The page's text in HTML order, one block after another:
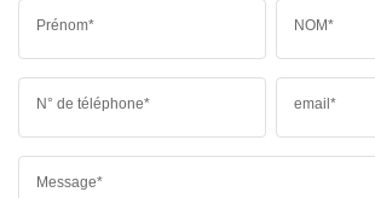
Prénom* NOM*
N° de téléphone* email*
Message*